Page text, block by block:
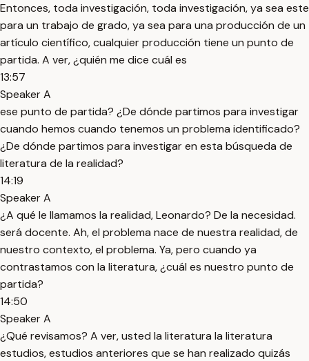
Entonces, toda investigación, toda investigación, ya sea este
para un trabajo de grado, ya sea para una producción de un
artículo científico, cualquier producción tiene un punto de
partida. A ver, ¿quién me dice cuál es
13:57
Speaker A
ese punto de partida? ¿De dónde partimos para investigar
cuando hemos cuando tenemos un problema identificado?
¿De dónde partimos para investigar en esta búsqueda de
literatura de la realidad?
14:19
Speaker A
¿A qué le llamamos la realidad, Leonardo? De la necesidad.
será docente. Ah, el problema nace de nuestra realidad, de
nuestro contexto, el problema. Ya, pero cuando ya
contrastamos con la literatura, ¿cuál es nuestro punto de
partida?
14:50
Speaker A
¿Qué revisamos? A ver, usted la literatura la literatura
estudios, estudios anteriores que se han realizado quizás